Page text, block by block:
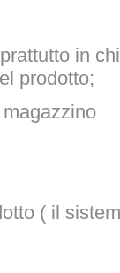
in
prodotto;
( il